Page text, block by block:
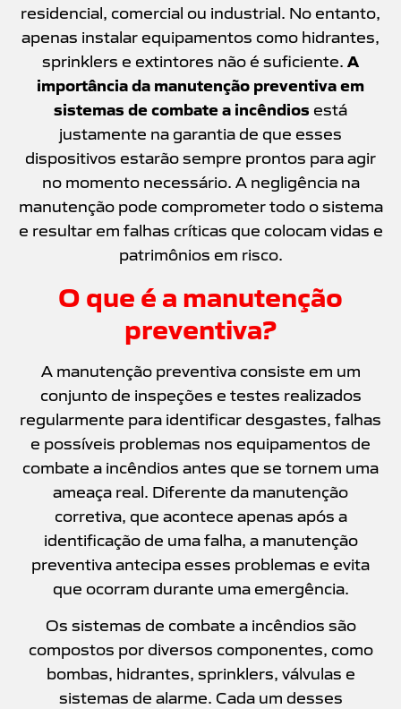
residencial, comercial ou industrial. No entanto,
apenas instalar equipamentos como hidrantes,
sprinklers e extintores não é suficiente. A
importância da manutenção preventiva em
sistemas de combate a incêndios está
justamente na garantia de que esses
dispositivos estarão sempre prontos para agir
no momento necessário. A negligência na
manutenção pode comprometer todo o sistema
e resultar em falhas críticas que colocam vidas e
patrimônios em risco.
O que é a manutenção
preventiva?
A manutenção preventiva consiste em um
conjunto de inspeções e testes realizados
regularmente para identificar desgastes, falhas
e possíveis problemas nos equipamentos de
combate a incêndios antes que se tornem uma
ameaça real. Diferente da manutenção
corretiva, que acontece apenas após a
identificação de uma falha, a manutenção
preventiva antecipa esses problemas e evita
que ocorram durante uma emergência.
Os sistemas de combate a incêndios são
compostos por diversos componentes, como
bombas, hidrantes, sprinklers, válvulas e
sistemas de alarme. Cada um desses